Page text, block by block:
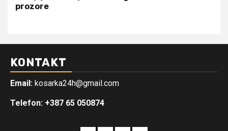
prozore
KONTAKT
Email: kosarka24h@gmail.com
Telefon: +387 65 050874